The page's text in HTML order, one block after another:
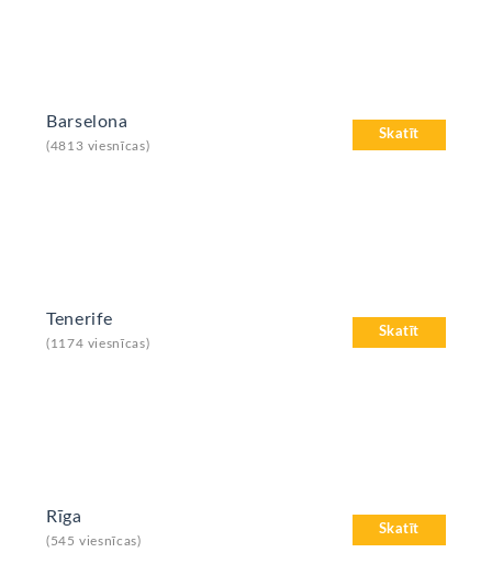
Skatīt
Barselona
(4813 viesnīcas)
Skatīt
Tenerife
(1174 viesnīcas)
Skatīt
Rīga
(545 viesnīcas)